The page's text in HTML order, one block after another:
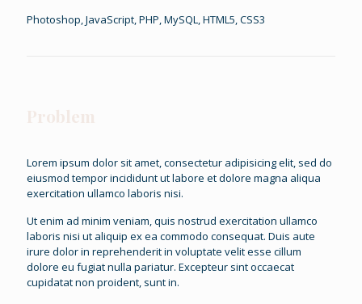
Photoshop, JavaScript, PHP, MySQL, HTML5, CSS3
Problem
Lorem ipsum dolor sit amet, consectetur adipisicing elit, sed do
eiusmod tempor incididunt ut labore et dolore magna aliqua
exercitation ullamco laboris nisi.
Ut enim ad minim veniam, quis nostrud exercitation ullamco
laboris nisi ut aliquip ex ea commodo consequat. Duis aute
irure dolor in reprehenderit in voluptate velit esse cillum
dolore eu fugiat nulla pariatur. Excepteur sint occaecat
cupidatat non proident, sunt in.